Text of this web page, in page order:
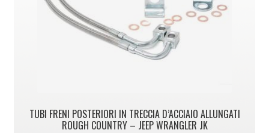
TUBI FRENI POSTERIORI IN TRECCIA D’ACCIAIO ALLUNGATI
ROUGH COUNTRY – JEEP WRANGLER JK